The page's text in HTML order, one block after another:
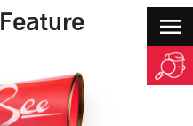
Feature:
ניווט